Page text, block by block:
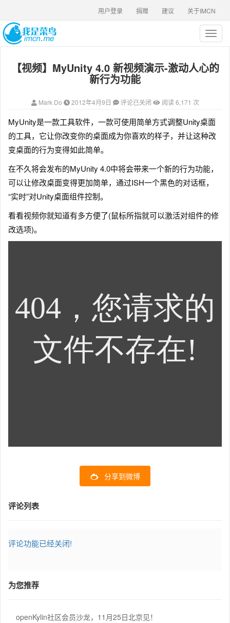
关于IMCN
建议
捐赠
用户登录
T
o
g
l
v
i
g
i
【视频】MyUnity 4.0 新视频演示-激动人心的
新行为功能
Mark Do 2012年4月9日 评论已关闭 阅读 6,171 次
MyUnity是一款工具软件，一款可使用简单方式调整Unity桌面
的工具，它让你改变你的桌面成为你喜欢的样子，并让这种改
变桌面的行为变得如此简单。
在不久将会发布的MyUnity 4.0中将会带来一个新的行为功能，
可以让修改桌面变得更加简单，通过ISH一个黑色的对话框，
“实时”对Unity桌面组件控制。
看看视频你就知道有多方便了(鼠标所指就可以激活对组件的修
改选项)。
分享到微博
评论列表
评论功能已经关闭!
为您推荐
openKylin社区会员沙龙，11月25日北京见！